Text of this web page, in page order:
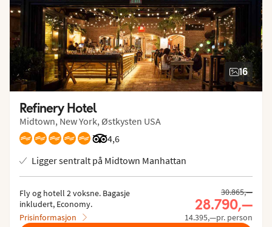
16
Refinery Hotel
Midtown, New York, Østkysten USA
4,6
Vurdering fra Tripadvisor: 4.6 of 5
Ligger sentralt på Midtown Manhattan
Fly og hotell 2 voksne. Bagasje
inkludert, Economy.
Prisinformasjon
Tidligere pris,
30.865,—
Nåværende
28.790,—
14.395,—pr. person